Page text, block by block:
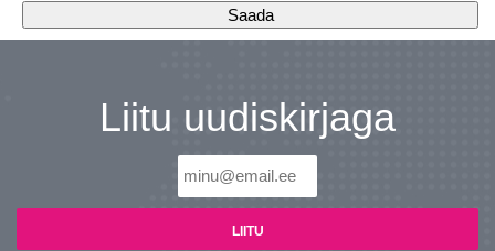
Liitu uudiskirjaga